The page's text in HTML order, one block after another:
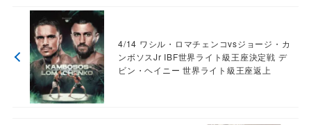
4/14 ワシル・ロマチェンコvsジョージ・カ
ンボソスJr IBF世界ライト級王座決定戦 デ
ビン・ヘイニー 世界ライト級王座返上